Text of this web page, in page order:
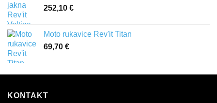
252,10 €
Moto rukavice Rev'it Titan
69,70 €
KONTAKT